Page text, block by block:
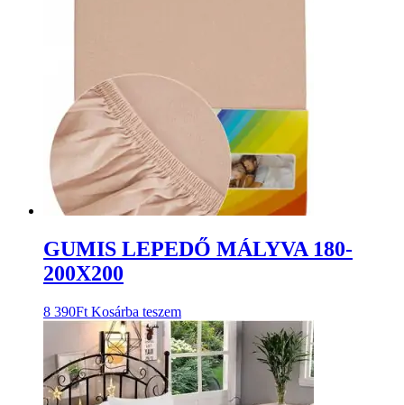
GUMIS LEPEDŐ MÁLYVA 180-
200X200
8 390Ft Kosárba teszem